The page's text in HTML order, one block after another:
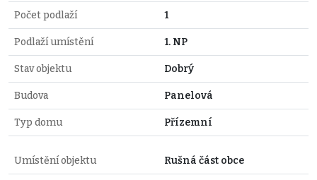
Počet podlaží 1
Podlaží umístění 1. NP
Stav objektu Dobrý
Budova Panelová
Typ domu Přízemní
Umístění objektu Rušná část obce